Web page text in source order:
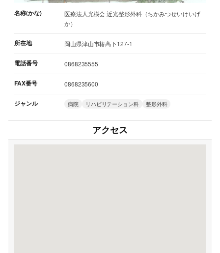
名称(かな)
医療法人光樹会 近光整形外科（ちかみつせいけいげ
か）
所在地 岡山県津山市椿高下127-1
電話番号 0868235555
FAX番号 0868235600
ジャンル 病院 リハビリテーション科 整形外科
アクセス